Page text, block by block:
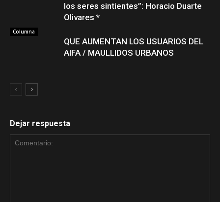
los seres sintientes”: Horacio Duarte
Olivares *
Columna
QUE AUMENTAN LOS USUARIOS DEL
AIFA / MAULLIDOS URBANOS
Dejar respuesta